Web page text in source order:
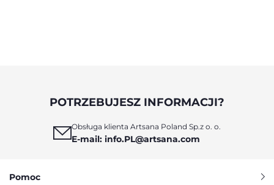
POTRZEBUJESZ INFORMACJI?
Obsługa klienta Artsana Poland Sp.z o. o.
E-mail: info.PL@artsana.com
Pomoc